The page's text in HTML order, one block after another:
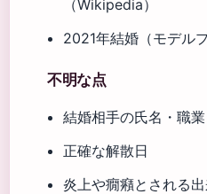
（Wikipedia）
2021年結婚（モデルプ
不明な点
結婚相手の氏名・職業
正確な解散日
炎上や癇癪とされる